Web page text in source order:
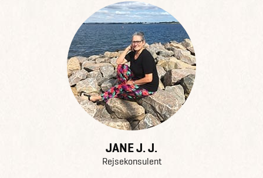
JANE J. J.
Rejsekonsulent